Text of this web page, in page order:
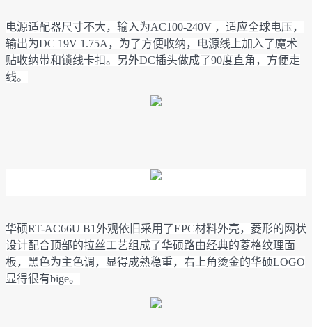
电源适配器尺寸不大，输入为AC100-240V ，适应全球电压，
输出为DC 19V 1.75A，为了方便收纳，电源线上加入了魔术
贴收纳带和锁线卡扣。另外DC插头做成了90度直角，方便走
线。
华硕RT-AC66U B1外观依旧采用了EPC材料外壳，菱形的网状
设计配合顶部的拉丝工艺组成了华硕路由经典的菱格纹理面
板，黑色为主色调，显得成熟稳重，右上角烫金的华硕LOGO
显得很有bige。